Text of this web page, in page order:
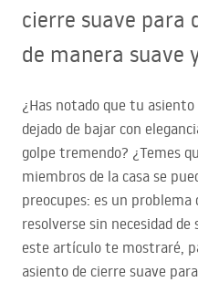
cierre suave para
de manera suave
¿Has notado que tu
dejado de bajar con
golpe tremendo? ¿Temes
miembros de la casa se
preocupes: es un problema
resolverse sin necesidad
este artículo te mostraré,
asiento de cierre suave